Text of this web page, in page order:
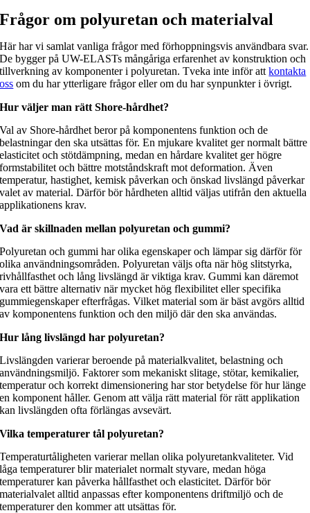
Frågor om polyuretan och materialval
Här har vi samlat vanliga frågor med förhoppningsvis användbara svar.
De bygger på UW-ELASTs mångåriga erfarenhet av konstruktion och
tillverkning av komponenter i polyuretan. Tveka inte inför attkontakta
oss om du har ytterligare frågor eller om du har synpunkter i övrigt.
Hur väljer man rätt Shore-hårdhet?
Val av Shore-hårdhet beror på komponentens funktion och de
belastningar den ska utsättas för. En mjukare kvalitet ger normalt bättre
elasticitet och stötdämpning, medan en hårdare kvalitet ger högre
formstabilitet och bättre motståndskraft mot deformation. Även
temperatur, hastighet, kemisk påverkan och önskad livslängd påverkar
valet av material. Därför bör hårdheten alltid väljas utifrån den aktuella
applikationens krav.
Vad är skillnaden mellan polyuretan och gummi?
Polyuretan och gummi har olika egenskaper och lämpar sig därför för
olika användningsområden. Polyuretan väljs ofta när hög slitstyrka,
rivhållfasthet och lång livslängd är viktiga krav. Gummi kan däremot
vara ett bättre alternativ när mycket hög flexibilitet eller specifika
gummiegenskaper efterfrågas. Vilket material som är bäst avgörs alltid
av komponentens funktion och den miljö där den ska användas.
Hur lång livslängd har polyuretan?
Livslängden varierar beroende på materialkvalitet, belastning och
användningsmiljö. Faktorer som mekaniskt slitage, stötar, kemikalier,
temperatur och korrekt dimensionering har stor betydelse för hur länge
en komponent håller. Genom att välja rätt material för rätt applikation
kan livslängden ofta förlängas avsevärt.
Vilka temperaturer tål polyuretan?
Temperaturtåligheten varierar mellan olika polyuretankvaliteter. Vid
låga temperaturer blir materialet normalt styvare, medan höga
temperaturer kan påverka hållfasthet och elasticitet. Därför bör
materialvalet alltid anpassas efter komponentens driftmiljö och de
temperaturer den kommer att utsättas för.